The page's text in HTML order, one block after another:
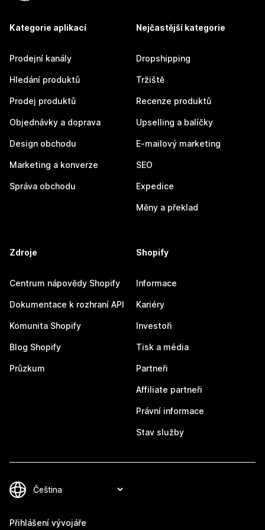
Kategorie aplikací
Prodejní kanály
Hledání produktů
Prodej produktů
Objednávky a doprava
Design obchodu
Marketing a konverze
Správa obchodu
Nejčastější kategorie
Dropshipping
Tržiště
Recenze produktů
Upselling a balíčky
E-mailový marketing
SEO
Expedice
Měny a překlad
Zdroje
Centrum nápovědy Shopify
Dokumentace k rozhraní API
Komunita Shopify
Blog Shopify
Průzkum
Shopify
Informace
Kariéry
Investoři
Tisk a média
Partneři
Affiliate partneři
Právní informace
Stav služby
Přihlášení vývojáře